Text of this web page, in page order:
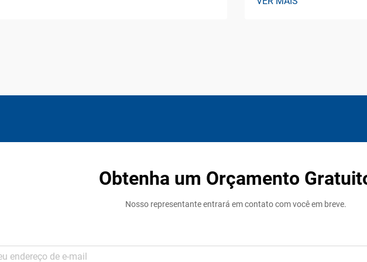
Obtenha um Orçamento
Nosso representante entrará em contato com você em breve.